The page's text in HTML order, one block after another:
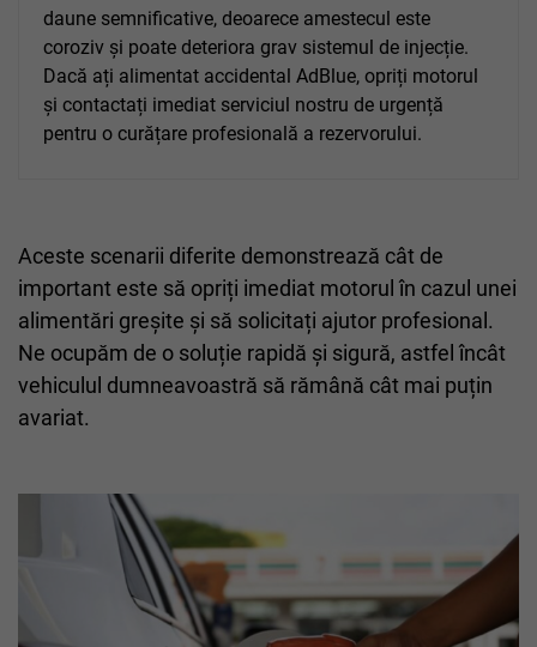
daune semnificative, deoarece amestecul este
coroziv și poate deteriora grav sistemul de injecție.
Dacă ați alimentat accidental AdBlue, opriți motorul
și contactați imediat serviciul nostru de urgență
pentru o curățare profesională a rezervorului.
Aceste scenarii diferite demonstrează cât de
important este să opriți imediat motorul în cazul unei
alimentări greșite și să solicitați ajutor profesional.
Ne ocupăm de o soluție rapidă și sigură, astfel încât
vehiculul dumneavoastră să rămână cât mai puțin
avariat.